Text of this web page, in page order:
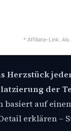
* Affiliate-Link. Als
Herzstück
der
basiert auf
erklären –